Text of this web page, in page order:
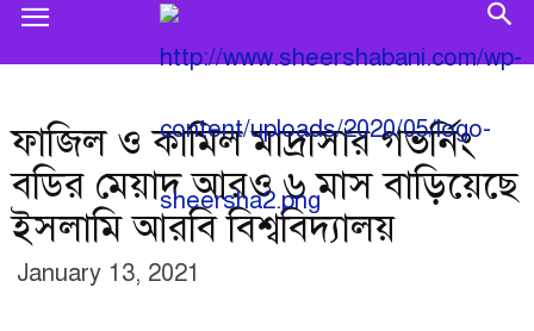
ফাজিল ও কামিল মাদ্রাসার গভর্নিং
বডির মেয়াদ আরও ৬ মাস বাড়িয়েছে
ইসলামি আরবি বিশ্ববিদ্যালয়
January 13, 2021